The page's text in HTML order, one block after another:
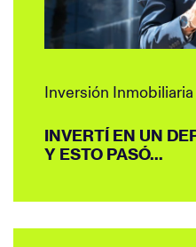
Inversión Inmobiliaria
INVERTÍ EN UN
Y ESTO PASÓ...